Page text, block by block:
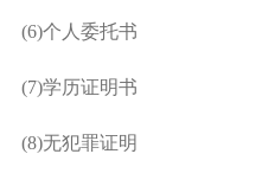
(6)个人委托书
(7)学历证明书
(8)无犯罪证明